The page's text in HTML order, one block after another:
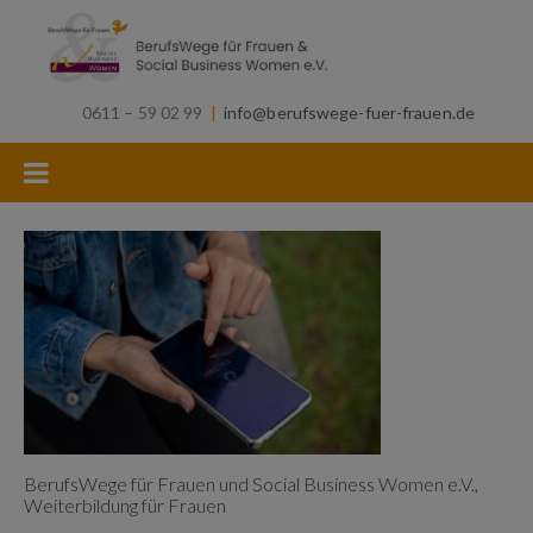
0611 – 59 02 99 | info@berufswege-fuer-frauen.de
BerufsWege für Frauen und Social Business Women e.V.,
Weiterbildung für Frauen